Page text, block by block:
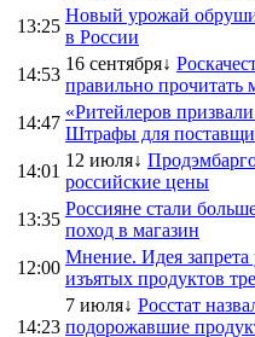
13:25
Новый урожай
в России
14:53
16 сентября↓
правильно прочитать
14:47
«Ритейлеров
Штрафы для
14:01
12 июля↓
российские цены
13:35
Россияне стали
поход в магазин
12:00
Мнение. Идея
изъятых продуктов
14:23
7 июля↓ Росстат
подорожавшие